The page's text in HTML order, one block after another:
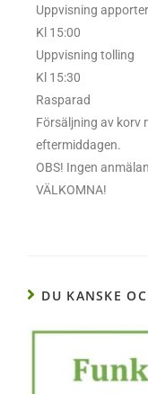
Uppvisning
Kl 15:00
Uppvisning tolling
Kl 15:30
Rasparad
Försäljning av korv
eftermiddagen.
OBS! Ingen
VÄLKOMNA!
DU KANSKE